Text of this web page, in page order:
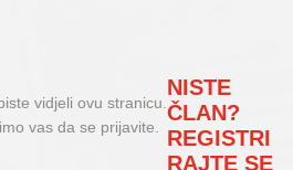
vidjeli ovu stranicu.
vas da se prijavite.
NISTE
ČLAN?
REGISTRI
RAJTE SE